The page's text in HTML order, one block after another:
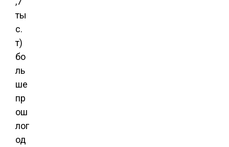
ты
с.
т)
бо
ль
ше
пр
ош
лог
од